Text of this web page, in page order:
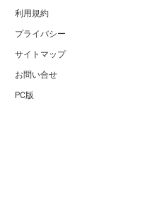
利用規約
プライバシー
サイトマップ
お問い合せ
PC版